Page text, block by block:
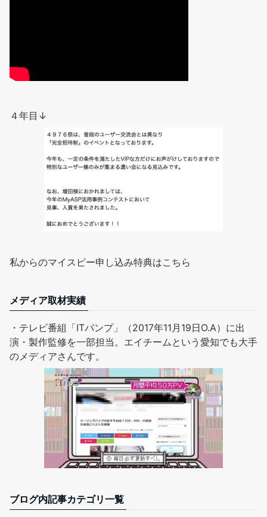
４年目↓
私からのマイスピー申し込み特典はこちら
メディア取材実績
・テレビ番組「ITパンプ」（2017年11月19日O.A）に出
演・製作監修を一部担当。エイチームという愛知でも大手
のメディアさんです。
ブログ内記事カテゴリ一覧